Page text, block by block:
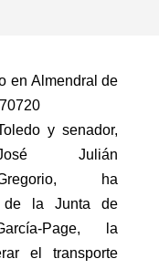
y senador,
Julián
ha
de la Junta de
Page, la
el transporte